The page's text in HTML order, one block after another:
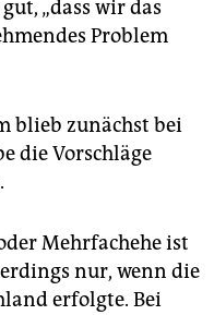
„dass wir das
Problem
blieb zunächst bei
die Vorschläge
Mehrfachehe ist
nur, wenn die
erfolgte. Bei